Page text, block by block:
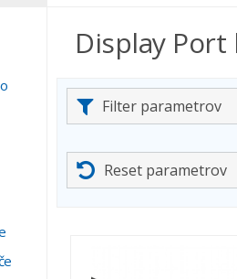
Display Port
Filter parametrov
Reset parametrov